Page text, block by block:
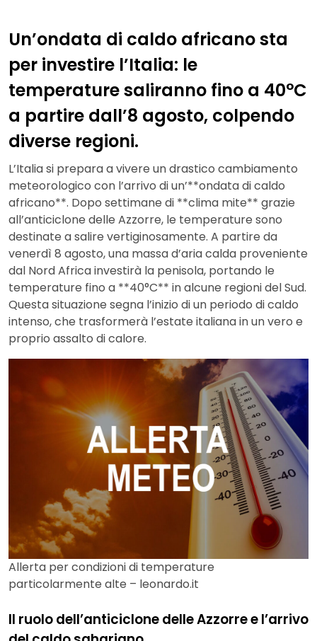
Un’ondata di caldo africano sta
per investire l’Italia: le
temperature saliranno fino a 40°C
a partire dall’8 agosto, colpendo
diverse regioni.
L’Italia si prepara a vivere un drastico cambiamento
meteorologico con l’arrivo di un’**ondata di caldo
africano**. Dopo settimane di **clima mite** grazie
all’anticiclone delle Azzorre, le temperature sono
destinate a salire vertiginosamente. A partire da
venerdì 8 agosto, una massa d’aria calda proveniente
dal Nord Africa investirà la penisola, portando le
temperature fino a **40°C** in alcune regioni del Sud.
Questa situazione segna l’inizio di un periodo di caldo
intenso, che trasformerà l’estate italiana in un vero e
proprio assalto di calore.
Allerta per condizioni di temperature
particolarmente alte – leonardo.it
Il ruolo dell’anticiclone delle Azzorre e l’arrivo